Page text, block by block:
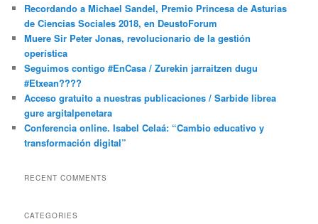
Recordando a Michael Sandel, Premio Princesa de Asturias
de Ciencias Sociales 2018, en DeustoForum
Muere Sir Peter Jonas, revolucionario de la gestión
operística
Seguimos contigo #EnCasa / Zurekin jarraitzen dugu
#Etxean????
Acceso gratuito a nuestras publicaciones / Sarbide librea
gure argitalpenetara
Conferencia online. Isabel Celaá: “Cambio educativo y
transformación digital”
RECENT COMMENTS
CATEGORIES